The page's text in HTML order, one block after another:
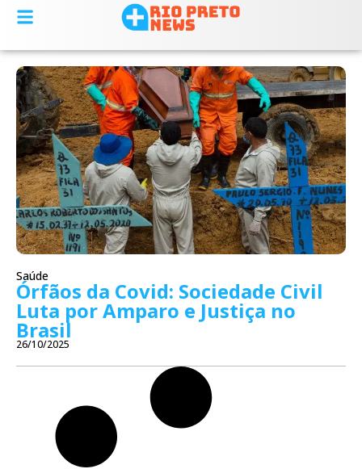
Saúde
Órfãos da Covid: Sociedade Civil
Luta por Amparo e Justiça no
Brasil
26/10/2025